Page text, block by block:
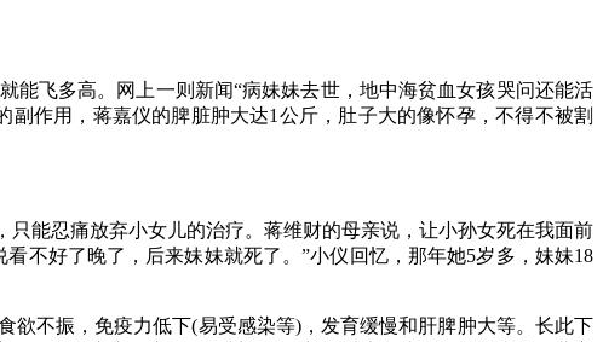
飞多高。网上一则新闻“病妹妹去世，地中海贫血女孩哭问还能活
作用，蒋嘉仪的脾脏肿大达1公斤，肚子大的像怀孕，不得不被割
能忍痛放弃小女儿的治疗。蒋维财的母亲说，让小孙女死在我面前
不好了晚了，后来妹妹就死了。”小仪回忆，那年她5岁多，妹妹18
不振，免疫力低下(易受感染等)，发育缓慢和肝脾肿大等。长此下